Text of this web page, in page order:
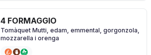
4 FORMAGGIO
Tomàquet Mutti, edam, emmental, gorgonzola,
mozzarella i orenga